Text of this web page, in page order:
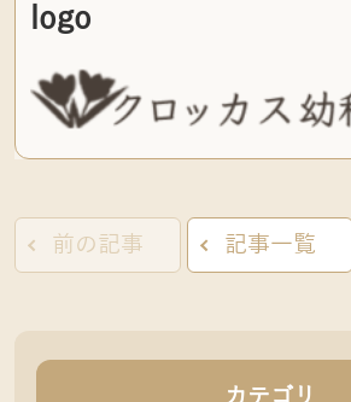
logo
前の記事 記事一覧